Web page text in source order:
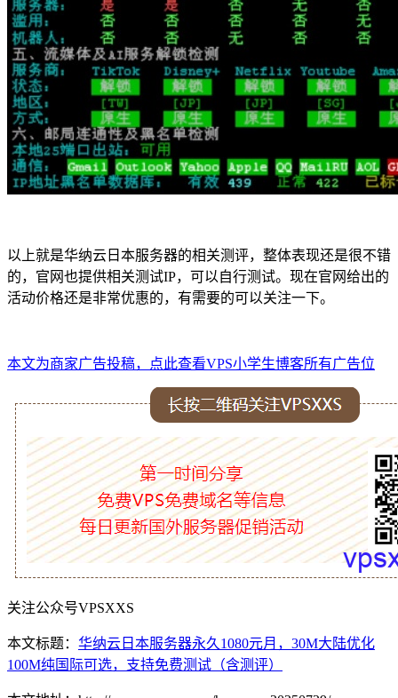
以上就是华纳云日本服务器的相关测评，整体表现还是很不错
的，官网也提供相关测试IP，可以自行测试。现在官网给出的
活动价格还是非常优惠的，有需要的可以关注一下。
本文为商家广告投稿，点此查看VPS小学生博客所有广告位
关注公众号VPSXXS
本文标题： 华纳云日本服务器永久1080元月，30M大陆优化
100M纯国际可选，支持免费测试（含测评）